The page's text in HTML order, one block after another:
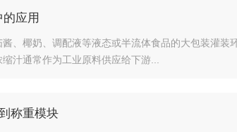
应用
、椰奶、调配液等液态或半流体食品的大包装灌
汁通常作为工业原料供应给下游...
称重模块